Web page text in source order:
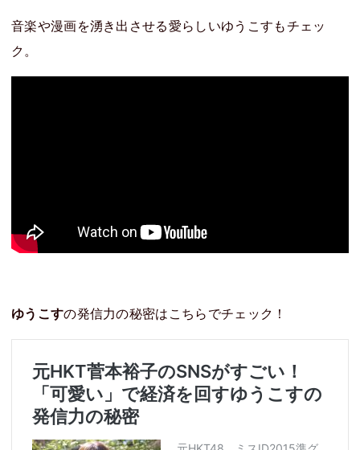
音楽や漫画を湧き出させる愛らしいゆうこすもチェッ
ク。
ゆうこすの発信力の秘密はこちらでチェック！